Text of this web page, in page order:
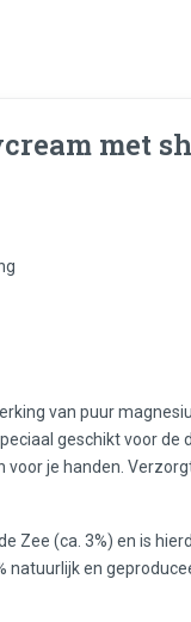
met
van puur
geschikt voor de
voor je handen.
Zee (ca. 3%) en is
en